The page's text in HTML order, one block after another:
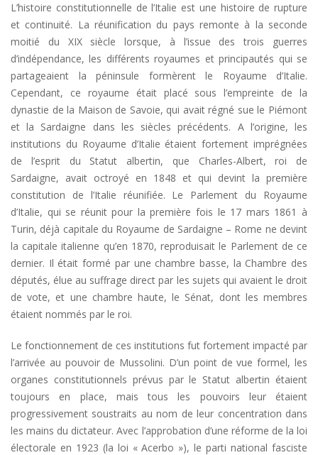
L’histoire constitutionnelle de l’Italie est une histoire de rupture
et continuité. La réunification du pays remonte à la seconde
moitié du XIX siècle lorsque, à l’issue des trois guerres
d’indépendance, les différents royaumes et principautés qui se
partageaient la péninsule formèrent le Royaume d’Italie.
Cependant, ce royaume était placé sous l’empreinte de la
dynastie de la Maison de Savoie, qui avait régné sue le Piémont
et la Sardaigne dans les siècles précédents. A l’origine, les
institutions du Royaume d’Italie étaient fortement imprégnées
de l’esprit du Statut albertin, que Charles-Albert, roi de
Sardaigne, avait octroyé en 1848 et qui devint la première
constitution de l’Italie réunifiée. Le Parlement du Royaume
d’Italie, qui se réunit pour la première fois le 17 mars 1861 à
Turin, déjà capitale du Royaume de Sardaigne – Rome ne devint
la capitale italienne qu’en 1870, reproduisait le Parlement de ce
dernier. Il était formé par une chambre basse, la Chambre des
députés, élue au suffrage direct par les sujets qui avaient le droit
de vote, et une chambre haute, le Sénat, dont les membres
étaient nommés par le roi.
Le fonctionnement de ces institutions fut fortement impacté par
l’arrivée au pouvoir de Mussolini. D’un point de vue formel, les
organes constitutionnels prévus par le Statut albertin étaient
toujours en place, mais tous les pouvoirs leur étaient
progressivement soustraits au nom de leur concentration dans
les mains du dictateur. Avec l’approbation d’une réforme de la loi
électorale en 1923 (la loi « Acerbo »), le parti national fasciste